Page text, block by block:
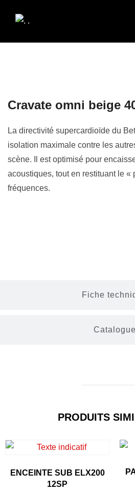
Cravate omni beige
La directivité supercardioïde du
isolation maximale contre les
scène. Il est optimisé pour
acoustiques, tout en restituant le «
fréquences.
Fiche
Catalogue
PRODUITS
ENCEINTE SUB ELX200
12SP